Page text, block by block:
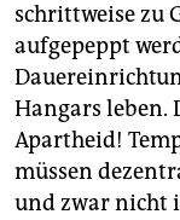
schrittweise zu
aufgepeppt
Hangars leben.
Apartheid!
müssen
und zwar nicht